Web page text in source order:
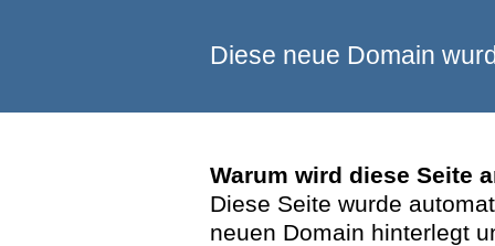
Diese neue Domain
Warum wird diese Seite
Diese Seite wurde
neuen Domain hinterlegt